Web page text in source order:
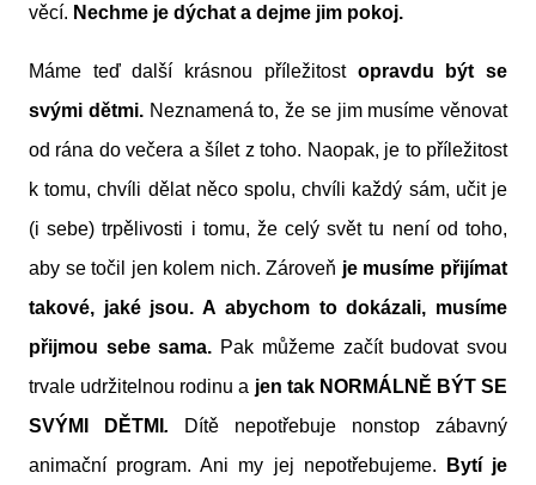
věcí. Nechme je dýchat a dejme jim pokoj.
Máme teď další krásnou příležitost opravdu být se
svými dětmi. Neznamená to, že se jim musíme věnovat
od rána do večera a šílet z toho. Naopak, je to příležitost
k tomu, chvíli dělat něco spolu, chvíli každý sám, učit je
(i sebe) trpělivosti i tomu, že celý svět tu není od toho,
aby se točil jen kolem nich. Zároveň je musíme přijímat
takové, jaké jsou. A abychom to dokázali, musíme
přijmou sebe sama. Pak můžeme začít budovat svou
trvale udržitelnou rodinu a jen tak NORMÁLNĚ BÝT SE
SVÝMI DĚTMI .
Dítě nepotřebuje nonstop zábavný
animační program. Ani my jej nepotřebujeme.
Bytí je